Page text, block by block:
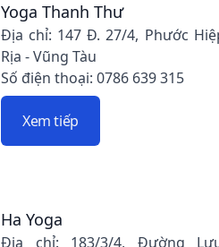
Yoga Thanh Thư
Địa chỉ: 147 Đ. 27/4, Phước
Rịa - Vũng Tàu
Số điện thoại: 0786 639 315
Xem tiếp
Ha Yoga
Địa chỉ: 183/3/4, Đường